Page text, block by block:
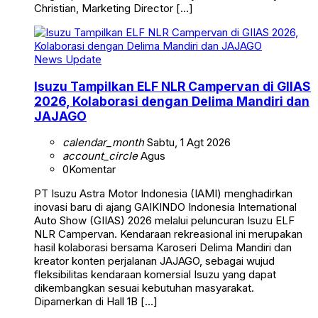
Christian, Marketing Director […]
News Update
Isuzu Tampilkan ELF NLR Campervan di GIIAS
2026, Kolaborasi dengan Delima Mandiri dan
JAJAGO
calendar_monthSabtu, 1 Agt 2026
account_circleAgus
0Komentar
PT Isuzu Astra Motor Indonesia (IAMI) menghadirkan
inovasi baru di ajang GAIKINDO Indonesia International
Auto Show (GIIAS) 2026 melalui peluncuran Isuzu ELF
NLR Campervan. Kendaraan rekreasional ini merupakan
hasil kolaborasi bersama Karoseri Delima Mandiri dan
kreator konten perjalanan JAJAGO, sebagai wujud
fleksibilitas kendaraan komersial Isuzu yang dapat
dikembangkan sesuai kebutuhan masyarakat.
Dipamerkan di Hall 1B […]